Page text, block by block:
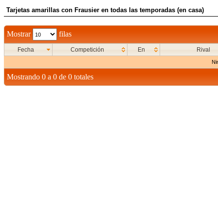
Tarjetas amarillas con Frausier en todas las temporadas (en casa)
Mostrar filas
Fecha Competición En Rival
Mostrando 0 a 0 de 0 totales